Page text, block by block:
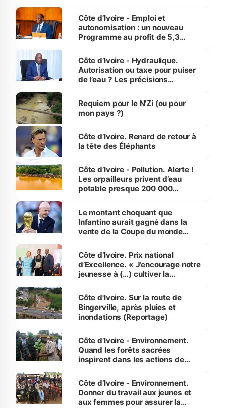
et Yamoussoukro
Côte d’Ivoire - Emploi et
autonomisation : un nouveau
Programme au profit de 5,3
Côte d’Ivoire - Hydraulique.
Autorisation ou taxe pour puiser
de l’eau ? Les précisions
Requiem pour le N’Zi (ou pour
mon pays ?)
Côte d’Ivoire. Renard de retour à
la tête des Éléphants
Côte d’Ivoire - Pollution. Alerte !
Les orpailleurs privent d’eau
potable presque 200 000
Le montant choquant que
Infantino aurait gagné dans la
vente de la Coupe du monde
Côte d’Ivoire. Prix national
d’Excellence. « J’encourage notre
jeunesse à (…) cultiver la
(Alassane Ouattara
Côte d'Ivoire. Sur la route de
Bingerville, après pluies et
inondations (Reportage)
Côte d’Ivoire - Environnement.
Quand les forêts sacrées
inspirent dans les actions de
Côte d’Ivoire - Environnement.
Donner du travail aux jeunes et
aux femmes pour assurer la